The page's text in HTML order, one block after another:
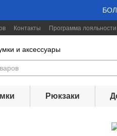
Контакты Программа лояльности
и аксессуары
Рюкзаки